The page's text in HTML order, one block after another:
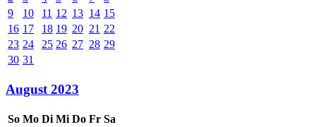
9
10 11 12 13 14 15
16 17 18 19 20 21 22
23 24 25 26 27 28 29
30 31
August 2023
So Mo Di Mi Do Fr Sa